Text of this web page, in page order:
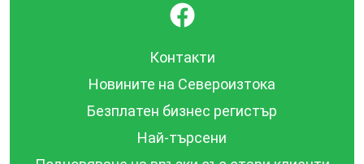
}
Контакти
Новините на Североизтока
Безплатен бизнес регистър
Най-търсени